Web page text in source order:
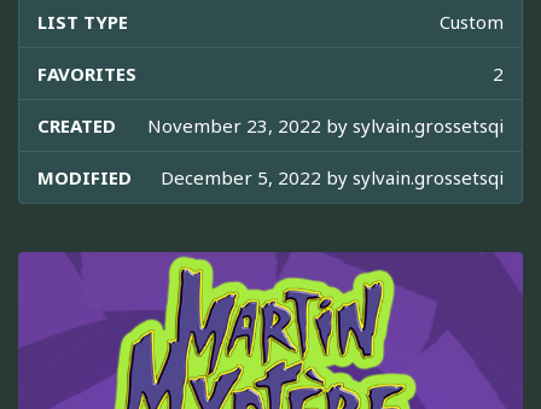
LIST TYPE Custom
FAVORITES 2
CREATED November 23, 2022 by sylvain.grossetsqi
MODIFIED December 5, 2022 by sylvain.grossetsqi